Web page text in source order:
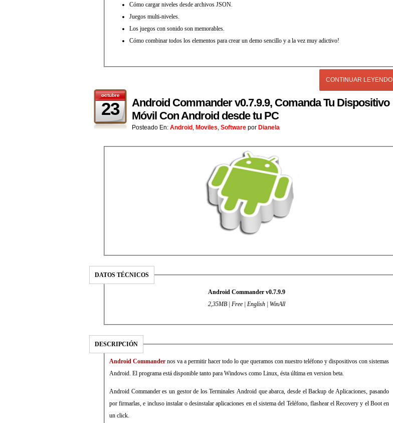
Cómo cargar niveles desde archivos JSON.
Juegos multi-niveles.
Los juegos con sonido son memorables.
Cómo combinar todos los elementos para crear un demo sencillo y a la vez muy adictivo!
CONTINUAR LEYENDO
octubre
23
Android Commander v0.7.9.9, Comanda Tu Dispositivo
Móvil Con Android desde tu PC
Posteado En: Android , Moviles, Software por Dianela
DATOS TÉCNICOS
Android Commander v0.7.9.9
2,35MB | Free | English | WinAll
DESCRIPCIÓN
Android Commander nos va a permitir hacer todo lo que queramos con nuestro teléfono y dispositivos con sistemas
Android. El programa está disponible tanto para Windows como Linux, ésta última en version beta.
Android Commander es un gestor de los Terminales Android que abarca, desde el Backup de Aplicaciones, pasando
por firmarlas, e incluso instalar o desinstalar aplicaciones en el sistema del Teléfono, flashear el Recovery y el Boot en
un click.